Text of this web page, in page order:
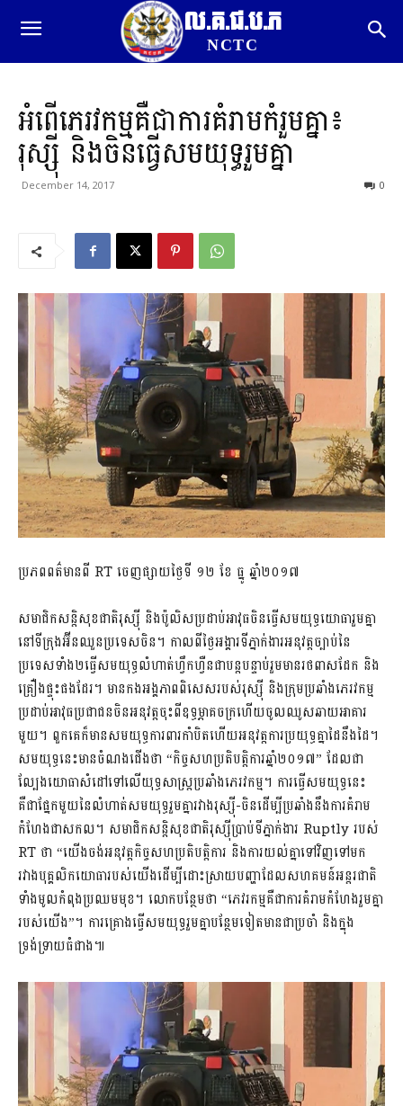
ល.គ.ជ.ប.ភ
NCTC
អំពើភេរវកម្មគឺជាការគំរាមកំរួមគ្នា៖
រុស្ស៊ី និងចិនធ្វើសមយុទ្ធរួមគ្នា
December 14, 2017 0
ប្រភពពត៌មានពី RT ចេញផ្សាយថ្ងៃទី ១២​ ខែ ធ្នូ​ ឆ្នាំ២០១៧
សមាជិកសន្តិសុខជាតិរុស្ស៊ី និងប៉ូលិសប្រដាប់អាវុធចិនធ្វើសមយុទ្ធយោធារួមគ្នា
នៅទីក្រុងអ៊ីនឈួនប្រទេសចិន។ កាលពីថ្ងៃអង្គារទីភ្នាក់ងារអនុវត្តច្បាប់នៃ
ប្រទេសទាំង២ធ្វើសមយុទ្ធលំហាត់ហ្វឹកហ្វឺនជាបន្តបន្ទាប់រួមមានរថពាសដែក និង
គ្រឿងផ្ទុះផងដែរ​។ មានកងអង្គភាពពិសេសរបស់រុស្ស៊ី និងក្រុមប្រឆាំងភេរវកម្ម
ប្រដាប់អាវុធប្រជាជនចិនអនុវត្តចុះពីឧទ្ធម្ភាគចក្រហើយចូលឈូសឆាយអាគារ
មួយ។ ពួកគេក៏មានសមយុទ្ធការពារកាំបិតហើយអនុវត្តការប្រយុទ្ធគ្នាដៃនឹងដៃ។
សមយុទ្ធនេះមានចំណងជើងថា “កិច្ចសហប្រតិបត្តិការឆ្នាំ២០១៧” ដែលជា
ល្បែងយោធាសំដៅទៅលើយុទ្ធសាស្រ្តប្រឆាំងភេរវកម្ម។ ការធ្វើសមយុទ្ធនេះ
គឺជាផ្នែកមួយនៃលំហាត់សមយុទ្ធរួមគ្នារវាងរុស្ស៊ី-ចិនដើម្បីប្រឆាំងនឹងការគំរាម
កំហែងជាសកល។ សមាជិកសន្តិសុខជាតិរុស្ស៊ីប្រាប់ទីភ្នាក់ងារ Ruptly របស់
RT ថា “យើងចង់អនុវត្តកិច្ចសហប្រតិបត្តិការ និងការយល់គ្នាទៅវិញទៅមក
រវាងបុគ្គលិកយោធារបស់យើងដើម្បីដោះស្រាយបញ្ហាដែលសហគមន៍អន្តរជាតិ
ទាំងមូលកំពុងប្រឈមមុខ។ លោកបន្ថែមថា “ភេវរកម្មគឺជាការគំរាមកំហែងរួមគ្នា
របស់យើង”។ ការគ្រោងធ្វើសមយុទ្ធរួមគ្នាបន្ថែមទៀតមានជាប្រចាំ និងក្នុង
ទ្រង់ទ្រាយធំជាង៕